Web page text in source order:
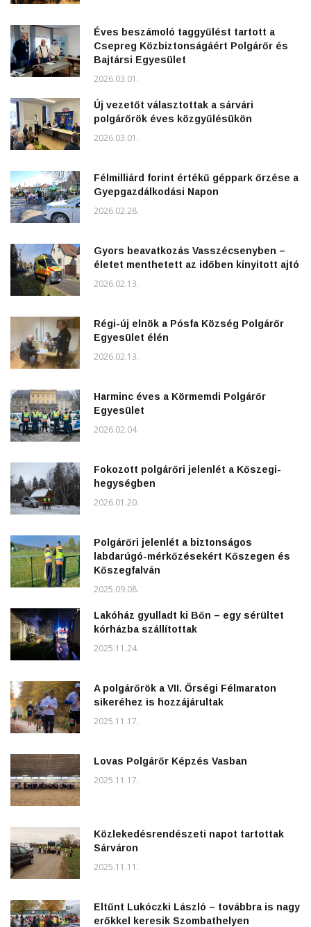
Éves beszámoló taggyűlést tartott a
Csepreg Közbiztonságáért Polgárőr és
Bajtársi Egyesület
2026.03.01.
Új vezetőt választottak a sárvári
polgárőrök éves közgyűlésükön
2026.03.01.
Félmilliárd forint értékű géppark őrzése a
Gyepgazdálkodási Napon
2026.02.28.
Gyors beavatkozás Vasszécsenyben –
életet menthetett az időben kinyitott ajtó
2026.02.13.
Régi-új elnök a Pósfa Község Polgárőr
Egyesület élén
2026.02.13.
Harminc éves a Körmemdi Polgárőr
Egyesület
2026.02.04.
Fokozott polgárőri jelenlét a Kőszegi-
hegységben
2026.01.20.
Polgárőri jelenlét a biztonságos
labdarúgó-mérkőzésekért Kőszegen és
Kőszegfalván
2025.09.08.
Lakóház gyulladt ki Bőn – egy sérültet
kórházba szállítottak
2025.11.24.
A polgárőrök a VII. Őrségi Félmaraton
sikeréhez is hozzájárultak
2025.11.17.
Lovas Polgárőr Képzés Vasban
2025.11.17.
Közlekedésrendészeti napot tartottak
Sárváron
2025.11.11.
Eltűnt Lukóczki László – továbbra is nagy
erőkkel keresik Szombathelyen